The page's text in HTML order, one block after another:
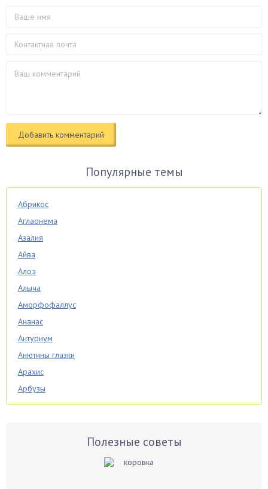
Популярные темы
Абрикос
Аглаонема
Азалия
Айва
Алоэ
Алыча
Аморфофаллус
Ананас
Антуриум
Анютины глазки
Арахис
Арбузы
Аспарагус
Полезные советы